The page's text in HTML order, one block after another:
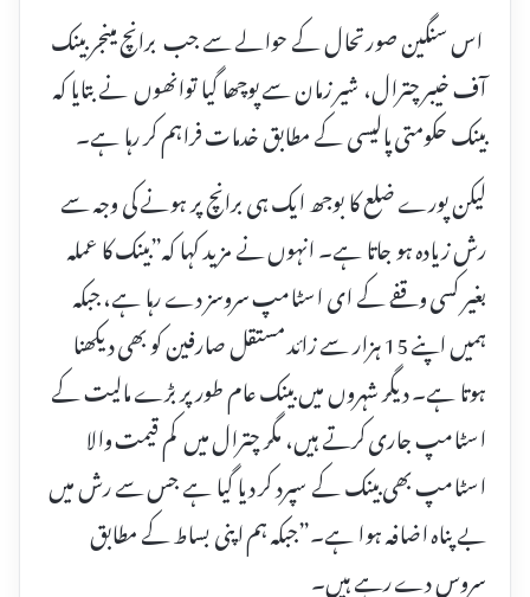
​ اس سنگین صورتحال کے حوالے سے جب برانچ مینجر بینک
آف خیبر چترال، شیر زمان سے پوچھا گیا توانھوں نے بتایا کہ
بینک حکومتی پالیسی کے مطابق خدمات فراہم کر رہا ہے۔
لیکن پورے ضلع کا بوجھ ایک ہی برانچ پر ہونے کی وجہ سے
رش زیادہ ہو جاتا ہے۔ انہوں نے مزید کہا کہ​”بینک کا عملہ
بغیر کسی وقفے کے ای اسٹامپ سروسز دے رہا ہے، جبکہ
ہمیں اپنے 15 ہزار سے زائد مستقل صارفین کو بھی دیکھنا
ہوتا ہے۔ دیگر شہروں میں بینک عام طور پر بڑے مالیت کے
اسٹامپ جاری کرتے ہیں، مگر چترال میں کم قیمت والا
اسٹامپ بھی بینک کے سپرد کر دیا گیا ہے جس سے رش میں
بے پناہ اضافہ ہوا ہے۔”جبکہ ہم اپنی بساط کے مطابق
سروس دے رہے ہیں۔